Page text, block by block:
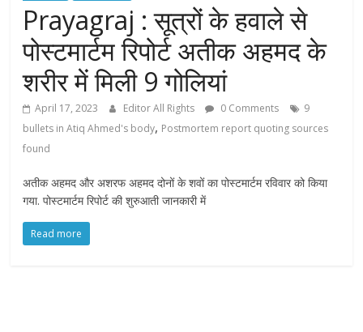
Prayagraj : सूत्रों के हवाले से
पोस्टमार्टम रिपोर्ट अतीक अहमद के
शरीर में मिली 9 गोलियां
April 17, 2023 Editor All Rights 0 Comments
9
bullets in Atiq Ahmed's body, Postmortem report quoting sources
found
अतीक अहमद और अशरफ अहमद दोनों के शवों का पोस्‍टमार्टम रविवार को किया
गया. पोस्टमार्टम रिपोर्ट की शुरुआती जानकारी में
Read more